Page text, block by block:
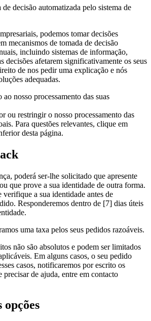
decisão automatizada pelo sistema de
podemos tomar decisões
mecanismos de tomada de decisão
incluindo sistemas de informação,
decisões afetarem significativamente os seus
de nos pedir uma explicação e nós
adequadas.
nosso processamento das suas
ou restringir o nosso processamento das
Para questões relevantes, clique em
desta página.
poderá ser-lhe solicitado que apresente
que prove a sua identidade de outra forma.
verifique a sua identidade antes de
Responderemos dentro de [7] dias úteis
uma taxa pelos seus pedidos razoáveis.
não são absolutos e podem ser limitados
Em alguns casos, o seu pedido
casos, notificaremos por escrito os
precisar de ajuda, entre em contacto
opções